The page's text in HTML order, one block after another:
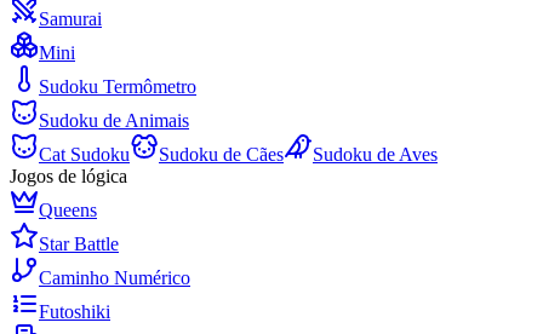
Samurai
Mini
Sudoku Termômetro
Sudoku de Animais
Cat Sudoku
Sudoku de Cães
Sudoku de Aves
Jogos de lógica
Queens
Star Battle
Caminho Numérico
Futoshiki